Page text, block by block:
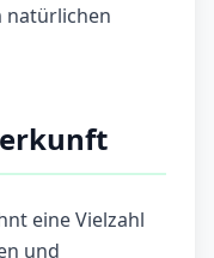
natürlichen
eine Vielzahl
und